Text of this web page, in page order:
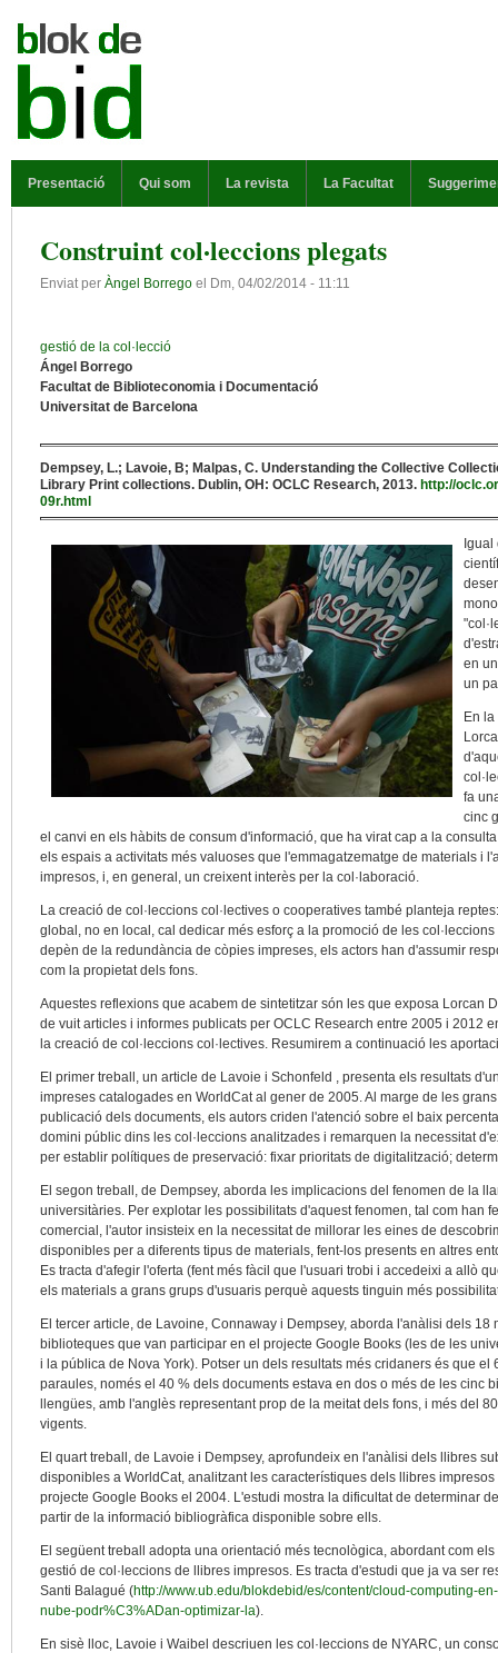
Presentació Qui som La revista La Facultat
Construint col·leccions plegats
Enviat per Àngel Borrego el Dm, 04/02/2014 - 11:11
gestió de la col·lecció
Ángel Borrego
Facultat de Biblioteconomia i Documentació
Universitat de Barcelona
Dempsey, L.; Lavoie, B; Malpas, C. Understanding the Collective
Library Print collections. Dublin, OH: OCLC Research, 2013. http://
09r.html
en
un
En
fa
cinc
el canvi en els hàbits de consum d'informació, que ha virat cap a la
els espais a activitats més valuoses que l'emmagatzematge de materials i
impresos, i, en general, un creixent interès per la col·laboració.
La creació de col·leccions col·lectives o cooperatives també planteja
global, no en local, cal dedicar més esforç a la promoció de les
depèn de la redundància de còpies impreses, els actors han d'assumir
com la propietat dels fons.
Aquestes reflexions que acabem de sintetitzar són les que exposa Lorcan
de vuit articles i informes publicats per OCLC Research entre 2005 i 2012
la creació de col·leccions col·lectives. Resumirem a continuació les
El primer treball, un article de Lavoie i Schonfeld , presenta els resultats
impreses catalogades en WorldCat al gener de 2005. Al marge de les
publicació dels documents, els autors criden l'atenció sobre el baix
domini públic dins les col·leccions analitzades i remarquen la necessitat
per establir polítiques de preservació: fixar prioritats de digitalització;
El segon treball, de Dempsey, aborda les implicacions del fenomen de la
universitàries. Per explotar les possibilitats d'aquest fenomen, tal com han
comercial, l'autor insisteix en la necessitat de millorar les eines de
disponibles per a diferents tipus de materials, fent-los presents en altres
Es tracta d'afegir l'oferta (fent més fàcil que l'usuari trobi i accedeixi a allò
els materials a grans grups d'usuaris perquè aquests tinguin més
El tercer article, de Lavoine, Connaway i Dempsey, aborda l'anàlisi dels
biblioteques que van participar en el projecte Google Books (les de les
i la pública de Nova York). Potser un dels resultats més cridaners és que
paraules, només el 40 % dels documents estava en dos o més de les cinc
llengües, amb l'anglès representant prop de la meitat dels fons, i més del
vigents.
El quart treball, de Lavoie i Dempsey, aprofundeix en l'anàlisi dels llibres
disponibles a WorldCat, analitzant les característiques dels llibres
projecte Google Books el 2004. L'estudi mostra la dificultat de determinar
partir de la informació bibliogràfica disponible sobre ells.
El següent treball adopta una orientació més tecnològica, abordant com
gestió de col·leccions de llibres impresos. Es tracta d'estudi que ja va ser
Santi Balagué (http://www.ub.edu/blokdebid/es/content/cloud-computing-
nube-podr%C3%ADan-optimizar-la).
En sisè lloc, Lavoie i Waibel descriuen les col·leccions de NYARC, un